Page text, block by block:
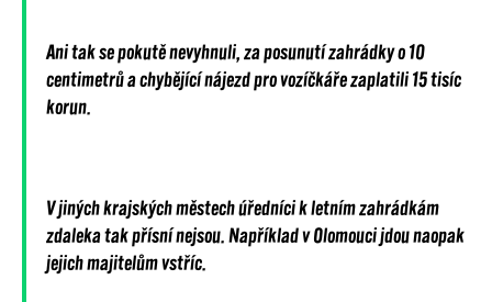
Ani tak se pokutě nevyhnuli, za posunutí zahrádky o 10
centimetrů a chybějící nájezd pro vozíčkáře zaplatili 15 tisíc
korun.
V jiných krajských městech úředníci k letním zahrádkám
zdaleka tak přísní nejsou. Například v Olomouci jdou naopak
jejich majitelům vstříc.